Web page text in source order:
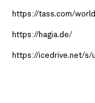
https://tass.com/
https://hagia.de/
https://icedrive.net/s/